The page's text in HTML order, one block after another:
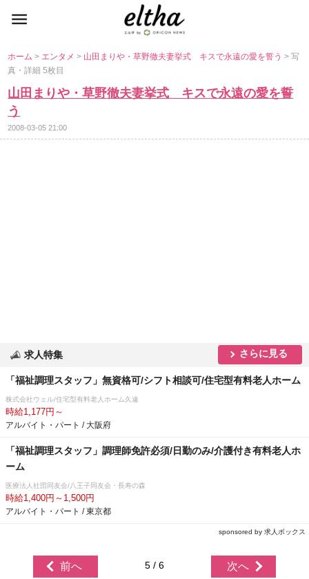
ホーム> エンタメ> 山田まりや・草野徹夫妻挙式 キスで永遠の愛を誓う> 写
真・詳細 5枚目
山田まりや・草野徹夫妻挙式 キスで永遠の愛を誓
う
2008-03-05 21:00
求人特集 さらに見る
「福祉調理スタッフ」無資格可/シフト相談可/住宅型有料老人ホーム
株式会社ウェル/住宅型有料老人ホーム久遠
時給1,177円～
アルバイト・パート / 大阪府
「福祉調理スタッフ」調理師免許必須/日勤のみ/介護付き有料老人ホ
ーム
医療法人社団同友会/八王子同友会・長寿の森
時給1,400円～1,500円
アルバイト・パート / 東京都
sponsored by 求人ボックス
前へ 5 / 6 次へ